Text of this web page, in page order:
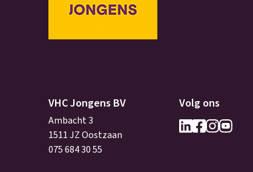
VHC Jongens BV
Ambacht 3
1511 JZ Oostzaan
075 684 30 55
Volg ons